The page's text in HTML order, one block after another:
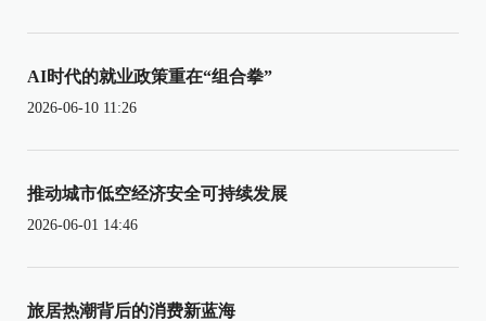
AI时代的就业政策重在“组合拳”
2026-06-10 11:26
推动城市低空经济安全可持续发展
2026-06-01 14:46
旅居热潮背后的消费新蓝海